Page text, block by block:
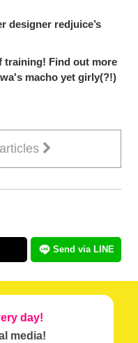
designer redjuice’s
training! Find out more
macho yet girly(?!)
Send via LINE
day!
media!